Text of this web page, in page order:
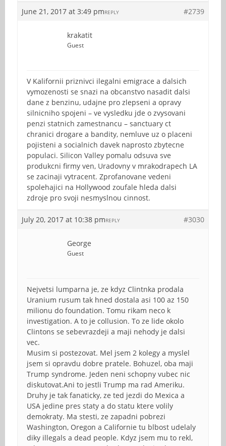
June 21, 2017 at 3:49 pm #2739
REPLY
krakatit
Guest
V Kalifornii priznivci ilegalni emigrace a dalsich
vymozenosti se snazi na obcanstvo nasadit dalsi
dane z benzinu, udajne pro zlepseni a opravy
silnicniho spojeni – ve vysledku jde o zvysovani
penzi statnich zamestnancu – sanctuary ct
chranici drogare a bandity, nemluve uz o placeni
pojisteni a socialnich davek naprosto zbytecne
populaci. Silicon Valley pomalu odsuva sve
produkcni firmy ven, Uradovny v mrakodrapech LA
se zacinaji vytracent. Zprofanovane vedeni
spolehajici na Hollywood zoufale hleda dalsi
zdroje pro svoji nesmyslnou cinnost.
July 20, 2017 at 10:38 pm #3030
REPLY
George
Guest
Nejvetsi lumparna je, ze kdyz Clintnka prodala
Uranium rusum tak hned dostala asi 100 az 150
milionu do foundation. Tomu rikam neco k
investigation. A to je collusion. To ze lide okolo
Clintons se sebevrazdeji a maji nehody je dalsi
vec.
Musim si postezovat. Mel jsem 2 kolegy a myslel
jsem si opravdu dobre pratele. Bohuzel, oba maji
Trump syndrome. Jeden neni schopny vubec nic
diskutovat.Ani to jestli Trump ma rad Ameriku.
Druhy je tak fanaticky, ze ted jezdi do Mexica a
USA jedine pres staty a do statu ktere volily
demokraty. Ma stesti, ze zapadni pobrezi
Washington, Oregon a Californie tu blbost udelaly
diky illegals a dead people. Kdyz jsem mu to rekl,